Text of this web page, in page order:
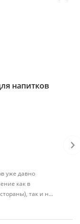
напитков
уже давно
как в
так и н...